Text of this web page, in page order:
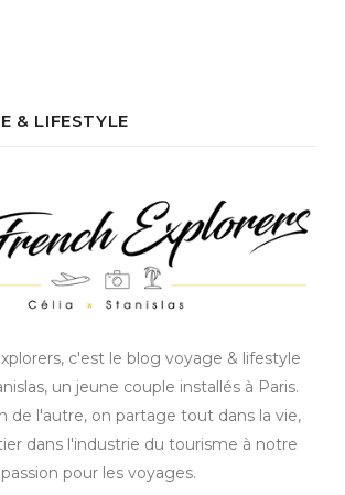
& LIFESTYLE
c'est le blog voyage & lifestyle
un jeune couple installés à Paris.
de l'autre, on partage tout dans la vie,
dans l'industrie du tourisme à notre
passion pour les voyages.